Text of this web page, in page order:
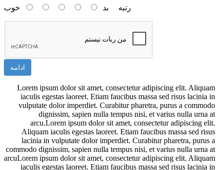
رتبه بد خوب
ادامه
Lorem ipsum dolor sit amet, consectetur adipiscing elit. Aliquam
iaculis egestas laoreet. Etiam faucibus massa sed risus lacinia in
vulputate dolor imperdiet. Curabitur pharetra, purus a commodo
dignissim, sapien nulla tempus nisi, et varius nulla urna at
arcu.Lorem ipsum dolor sit amet, consectetur adipiscing elit.
Aliquam iaculis egestas laoreet. Etiam faucibus massa sed risus
lacinia in vulputate dolor imperdiet. Curabitur pharetra, purus a
commodo dignissim, sapien nulla tempus nisi, et varius nulla urna at
arcuLorem ipsum dolor sit amet, consectetur adipiscing elit. Aliquam
iaculis egestas laoreet. Etiam faucibus massa sed risus lacinia in